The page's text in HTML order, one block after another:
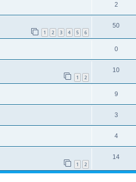
2
1 2 3 4 5 6
50
0
1 2
10
9
3
4
1 2
14